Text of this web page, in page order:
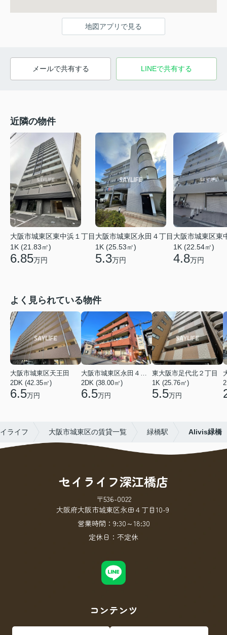
地図アプリで見る
メールで共有する LINEで共有する
近隣の物件
大阪市城東区東中浜１丁目
1K (21.83㎡)
6.85万円
大阪市城東区永田４丁目
1K (25.53㎡)
5.3万円
大阪市城東区東
1K (22.54㎡)
4.8万円
よく見られている物件
大阪市城東区天王田
2DK (42.35㎡)
6.5万円
大阪市城東区永田４丁目
2DK (38.00㎡)
6.5万円
東大阪市足代北２丁目
1K (25.76㎡)
5.5万円
ライフ 大阪市城東区の賃貸一覧 緑橋駅 Alivis緑橋
セイライフ深江橋店
〒536-0022
大阪府大阪市城東区永田４丁目10-9
営業時間： 9:30～18:30
定休日： 不定休
コンテンツ